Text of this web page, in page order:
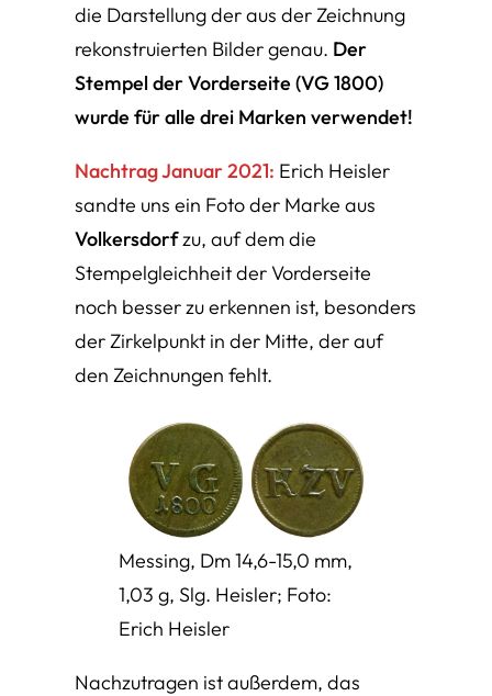
die Darstellung der aus der Zeichnung
rekonstruierten Bilder genau. Der
Stempel der Vorderseite (VG 1800)
wurde für alle drei Marken verwendet!
Nachtrag Januar 2021: Erich Heisler
sandte uns ein Foto der Marke aus
Volkersdorfzu, auf dem die
Stempelgleichheit der Vorderseite
noch besser zu erkennen ist, besonders
der Zirkelpunkt in der Mitte, der auf
den Zeichnungen fehlt.
Messing, Dm 14,6-15,0 mm,
1,03 g, Slg. Heisler; Foto:
Erich Heisler
Nachzutragen ist außerdem, das